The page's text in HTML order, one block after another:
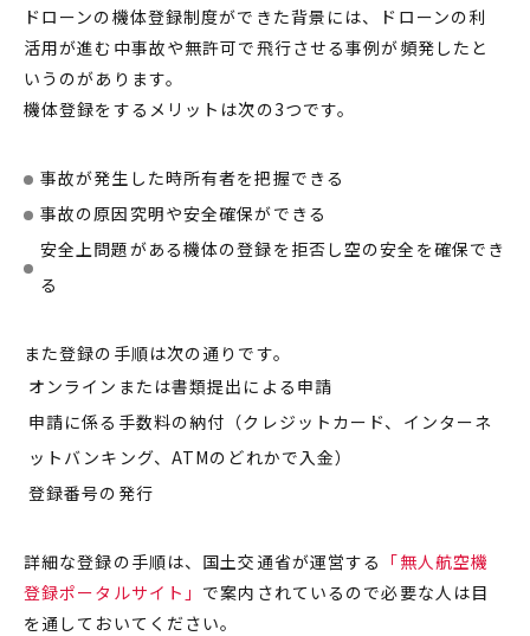
ドローンの機体登録制度ができた背景には、ドローンの利
活用が進む中事故や無許可で飛行させる事例が頻発したと
いうのがあります。
機体登録をするメリットは次の3つです。
事故が発生した時所有者を把握できる
事故の原因究明や安全確保ができる
安全上問題がある機体の登録を拒否し空の安全を確保でき
る
また登録の手順は次の通りです。
オンラインまたは書類提出による申請
申請に係る手数料の納付（クレジットカード、インターネ
ットバンキング、ATMのどれかで入金）
登録番号の発行
詳細な登録の手順は、国土交通省が運営する 「無人航空機
登録ポータルサイト」 で案内されているので必要な人は目
を通しておいてください。